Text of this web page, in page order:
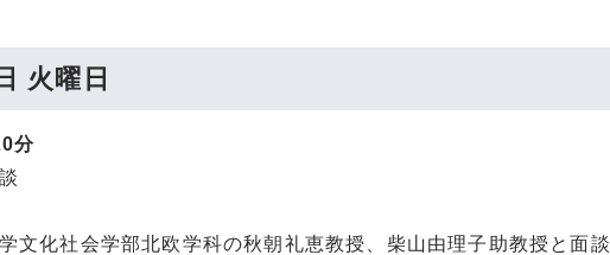
火曜日
分
文化社会学部北欧学科の秋朝礼恵教授、柴山由理子助教授と面談